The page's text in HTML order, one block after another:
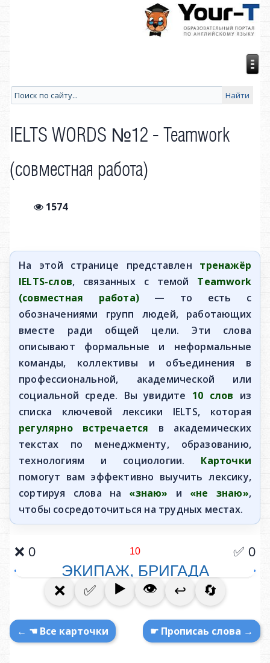
IELTS WORDS №12 - Teamwork
(совместная работа)
1574
На этой странице представлен тренажёр
IELTS-слов, связанных с темой Teamwork
(совместная работа)— то есть с
обозначениями групп людей, работающих
вместе ради общей цели. Эти слова
описывают формальные и неформальные
команды, коллективы и объединения в
профессиональной, академической или
социальной среде. Вы увидите 10 слов из
списка ключевой лексики IELTS, которая
регулярно встречается в академических
текстах по менеджменту, образованию,
технологиям и социологии. Карточки
помогут вам эффективно выучить лексику,
сортируя слова на «знаю» и «не знаю»,
чтобы сосредоточиться на трудных местах.
← ☚ Все карточки ☛ Прописаь слова →